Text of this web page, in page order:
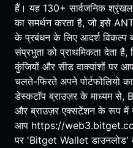
हैं। यह 130+ सार्वजनिक
का समर्थन करता है, जो इसे
के प्रबंधन के लिए आदर्श विकल्प
संप्रभुता को प्राथमिकता देता
कुंजियों और सीड वाक्यांशों पर
चलते-फिरते अपने पोर्टफोलियो
डेस्कटॉप ब्राउज़र के माध्यम
और ब्राउज़र एक्सटेंशन के रूप
आप https://
पर 'Bitget Wallet डाउनलोड'